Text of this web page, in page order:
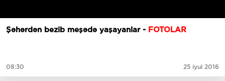
Şəhərdən bezib meşədə yaşayanlar - FOTOLAR
08:30 25 iyul 2016